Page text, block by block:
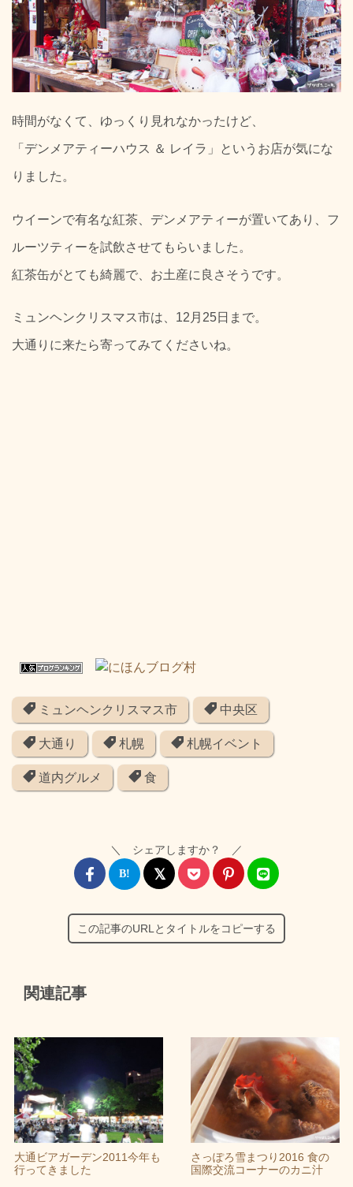
時間がなくて、ゆっくり見れなかったけど、
「デンメアティーハウス ＆ レイラ」というお店が気にな
りました。
ウイーンで有名な紅茶、デンメアティーが置いてあり、フ
ルーツティーを試飲させてもらいました。
紅茶缶がとても綺麗で、お土産に良さそうです。
ミュンヘンクリスマス市は、12月25日まで。
大通りに来たら寄ってみてくださいね。
ミュンヘンクリスマス市 中央区
大通り 札幌 札幌イベント
道内グルメ 食
＼ シェアしますか？ ／
この記事のURLとタイトルをコピーする
関連記事
大通ビアガーデン2011今年も
行ってきました
さっぽろ雪まつり2016 食の
国際交流コーナーのカニ汁